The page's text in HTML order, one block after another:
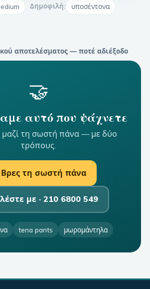
Δημοφιλή:
υποσέντονα
αποτελέσματος — ποτέ αδιέξοδο
🤝
αυτό που ψάχνετε
μαζί τη σωστή πάνα — με δύο
τρόπους.
Βρες τη σωστή πάνα
με · 210 6800 549
tena pants μωρομάντηλα